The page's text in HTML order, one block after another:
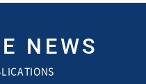
NEWS